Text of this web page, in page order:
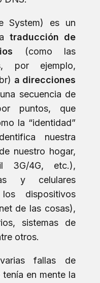
System) es un
traducción de
(como las
por ejemplo,
a direcciones
secuencia de
puntos, que
la “identidad”
nuestra
nuestro hogar,
3G/4G, etc.),
y celulares
dispositivos
de las cosas),
sistemas de
otros.
fallas de
en mente la